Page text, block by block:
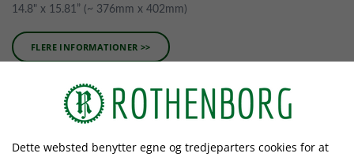
14.8" x 15.81” (~ 376mm x 402mm)
FLERE INFORMATIONER >>
Dette websted benytter egne og tredjeparters cookies for at